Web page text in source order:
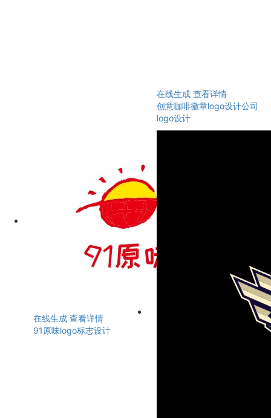
在线生成 查看详情
创意咖啡徽章logo设计公司
logo设计
在线生成 查看详情
91原味logo标志设计